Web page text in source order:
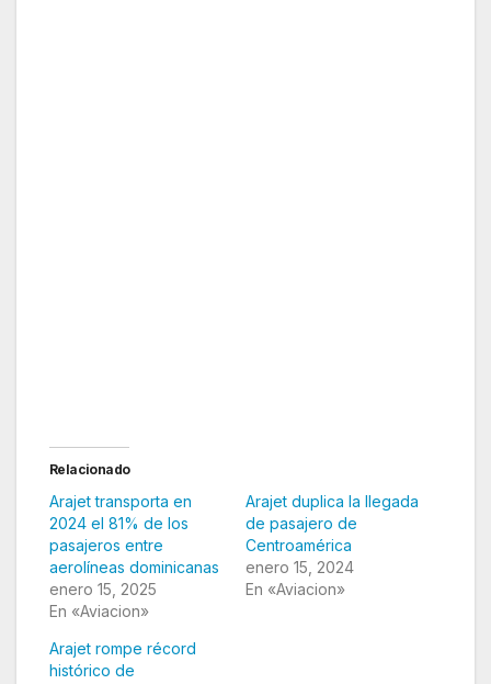
Relacionado
Arajet transporta en
2024 el 81% de los
pasajeros entre
aerolíneas dominicanas
enero 15, 2025
En «Aviacion»
Arajet duplica la llegada
de pasajero de
Centroamérica
enero 15, 2024
En «Aviacion»
Arajet rompe récord
histórico de